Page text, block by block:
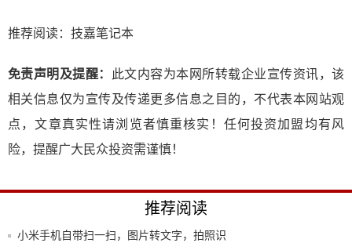
推荐阅读： 技嘉笔记本
免责声明及提醒：
此文内容为本网所转载企业宣传资讯，该
相关信息仅为宣传及传递更多信息之目的，不代表本网站观
点，文章真实性请浏览者慎重核实！任何投资加盟均有风
险，提醒广大民众投资需谨慎！
推荐阅读
小米手机自带扫一扫，图片转文字，拍照识